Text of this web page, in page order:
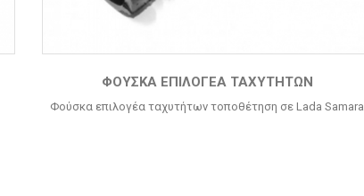
ΦΟΎΣΚΑ ΕΠΙΛΟΓΈΑ ΤΑΧΥΤΉΤΩΝ
Φούσκα επιλογέα ταχυτήτων τοποθέτηση σε Lada Samara